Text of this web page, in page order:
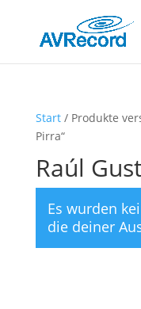
Start/ Produkte
Pirra“
Raúl
Es wurden
die deiner